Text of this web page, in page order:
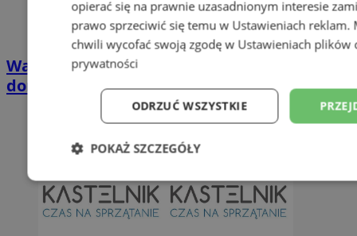
Wakacyjny wypoczynek nad Bałtykiem w
domkach Szmaragdowe Morze
opierać się na prawnie uzasadnionym interesie
prawo sprzeciwić się temu w Ustawieniach reklam.
chwili wycofać swoją zgodę w Ustawieniach plików
prywatności
ODRZUĆ WSZYSTKIE
POKAŻ SZCZEGÓŁY
Niezbędne Wydajność